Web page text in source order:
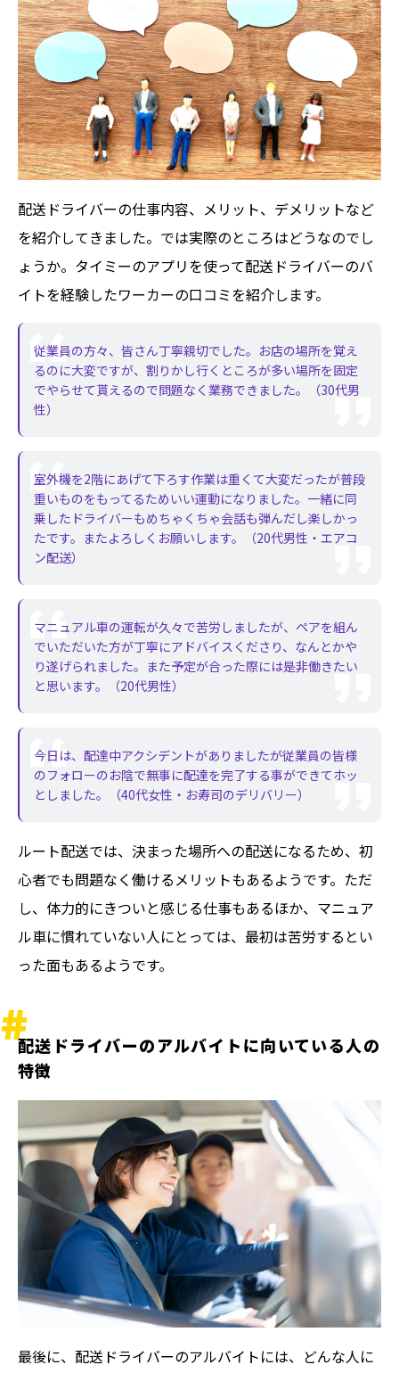
配送ドライバーの仕事内容、メリット、デメリットなど
を紹介してきました。では実際のところはどうなのでし
ょうか。タイミーのアプリを使って配送ドライバーのバ
イトを経験したワーカーの口コミを紹介します。
従業員の方々、皆さん丁寧親切でした。お店の場所を覚え
るのに大変ですが、割りかし行くところが多い場所を固定
でやらせて貰えるので問題なく業務できました。（30代男
性）
室外機を2階にあげて下ろす作業は重くて大変だったが普段
重いものをもってるためいい運動になりました。一緒に同
乗したドライバーもめちゃくちゃ会話も弾んだし楽しかっ
たです。またよろしくお願いします。（20代男性・エアコ
ン配送）
マニュアル車の運転が久々で苦労しましたが、ペアを組ん
でいただいた方が丁寧にアドバイスくださり、なんとかや
り遂げられました。また予定が合った際には是非働きたい
と思います。（20代男性）
今日は、配達中アクシデントがありましたが従業員の皆様
のフォローのお陰で無事に配達を完了する事ができてホッ
としました。（40代女性・お寿司のデリバリー）
ルート配送では、決まった場所への配送になるため、初
心者でも問題なく働けるメリットもあるようです。ただ
し、体力的にきついと感じる仕事もあるほか、マニュア
ル車に慣れていない人にとっては、最初は苦労するとい
った面もあるようです。
配送ドライバーのアルバイトに向いている人の
特徴
最後に、配送ドライバーのアルバイトには、どんな人に